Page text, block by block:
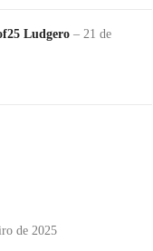
Ludgero – 21 de
de 2025